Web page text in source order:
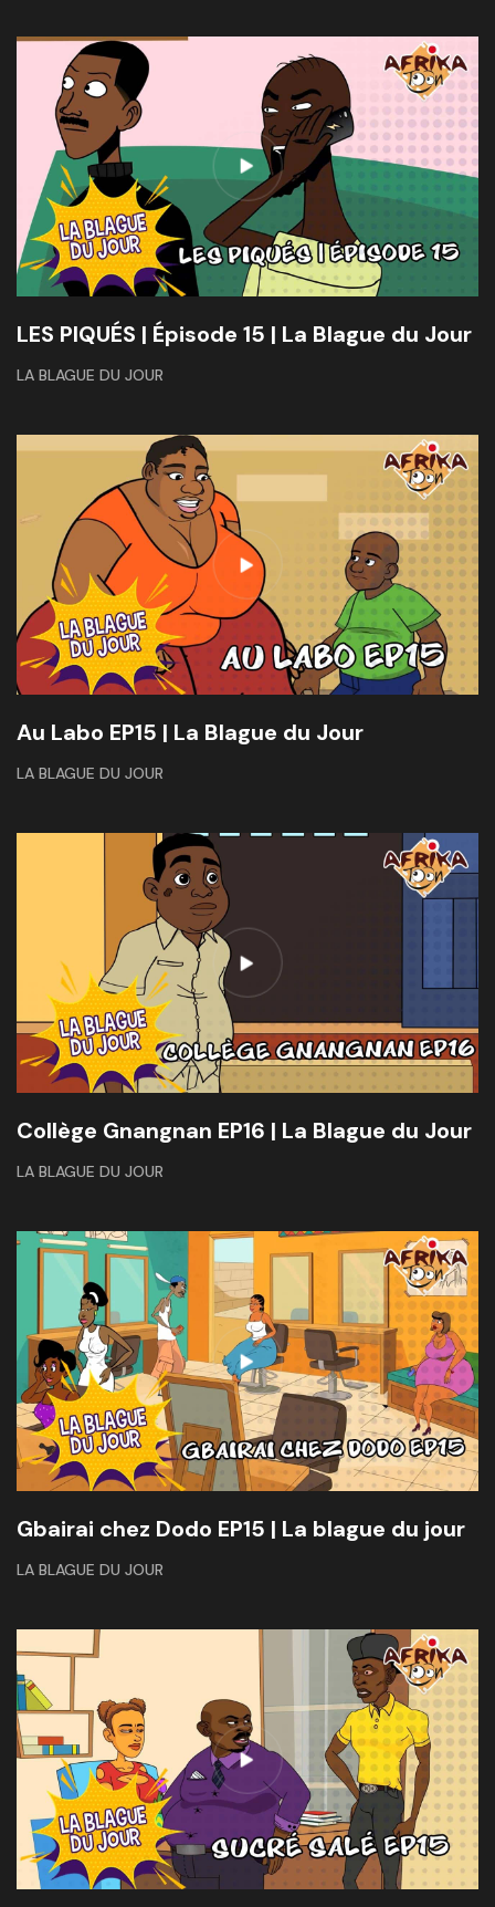
LES PIQUÉS | Épisode 15 | La Blague du Jour
LA BLAGUE DU JOUR
Au Labo EP15 | La Blague du Jour
LA BLAGUE DU JOUR
Collège Gnangnan EP16 | La Blague du Jour
LA BLAGUE DU JOUR
Gbairai chez Dodo EP15 | La blague du jour
LA BLAGUE DU JOUR